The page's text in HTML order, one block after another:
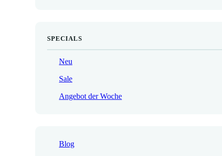
SPECIALS
Neu
Sale
Angebot der Woche
Blog